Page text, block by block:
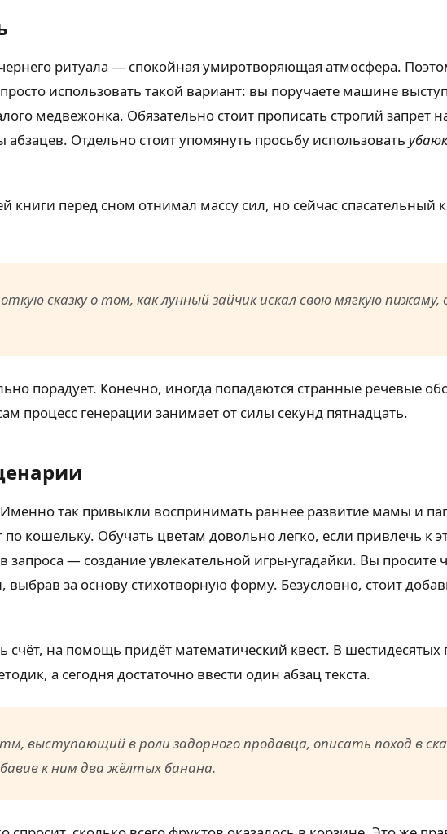
ритуала — спокойная умиротворяющая атмосфера.
использовать такой вариант: вы поручаете машине
медвежонка. Обязательно стоит прописать строгий
абзацев. Отдельно стоит упомянуть просьбу использовать
книги перед сном отнимал массу сил, но сейчас
сказку о том, как лунный зайчик искал свою мягкую
порадует. Конечно, иногда попадаются странные речевые
процесс генерации занимает от силы секунд пятнадцать.
так привыкли воспринимать раннее развитие мамы и
по кошельку. Обучать цветам довольно легко, если привлечь
— создание увлекательной игры-угадайки. Вы просите
выбрав за основу стихотворную форму. Безусловно, стоит
счёт, на помощь придёт математический квест. В шестидесятых
а сегодня достаточно ввести один абзац текста.
выступающий в роли задорного продавца, описать поход в
к ним два жёлтых банана.